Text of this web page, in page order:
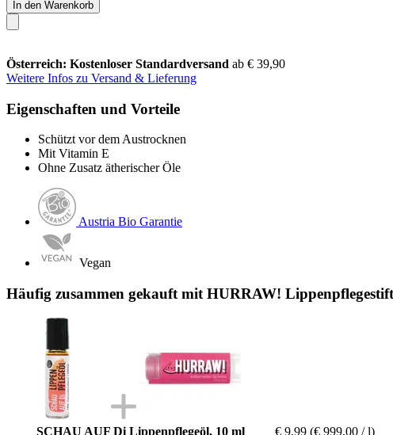
In den Warenkorb
Österreich: Kostenloser Standardversand ab € 39,90
Weitere Infos zu Versand & Lieferung
Eigenschaften und Vorteile
Schützt vor dem Austrocknen
Mit Vitamin E
Ohne Zusatz ätherischer Öle
Austria Bio Garantie
Vegan
Häufig zusammen gekauft mit HURRAW!
SCHAU AUF Di Lippenpflegeöl, 10 ml € 9,99 (€ 999,00 / l)